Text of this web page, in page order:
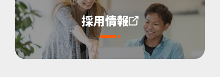
採用情報